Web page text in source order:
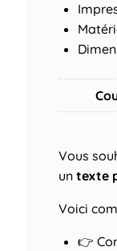
Vous
un texte
Voici
👉